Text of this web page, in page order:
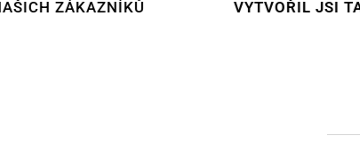
VYTVOŘIL JSI TAKÉ KLENOT?